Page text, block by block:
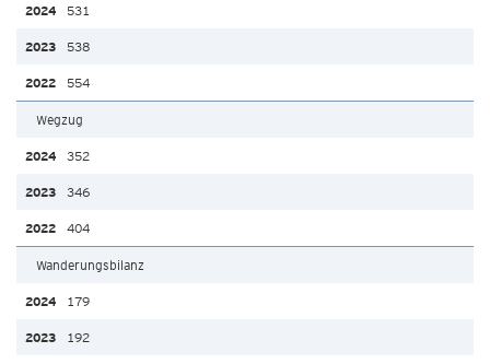
531
538
554
Wegzug
352
346
404
Wanderungsbilanz
179
192